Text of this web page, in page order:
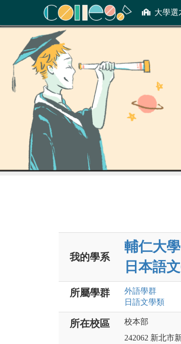
大學選
ColleGo! 大學選才與高中育才輔助系統
我的學系
輔仁大學
日本語
所屬學群 外語學群
日語文學類
所在校區
校本部
242062 新北市